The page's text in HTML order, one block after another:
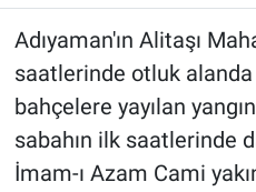
Adıyaman'ın Alitaşı
saatlerinde otluk
bahçelere yayılan
sabahın ilk saatlerinde
İmam-ı Azam Cami
BİLİM VE TEKNOLOJİ
Şambayat Haber